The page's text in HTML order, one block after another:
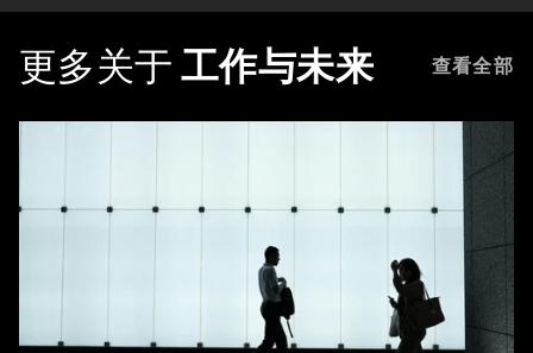
更多关于 工作与未来 查看全部